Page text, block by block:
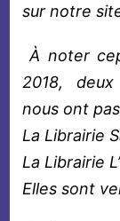
sur notre
À noter
2018,
nous ont
La Librairie
La Librairie
Elles sont